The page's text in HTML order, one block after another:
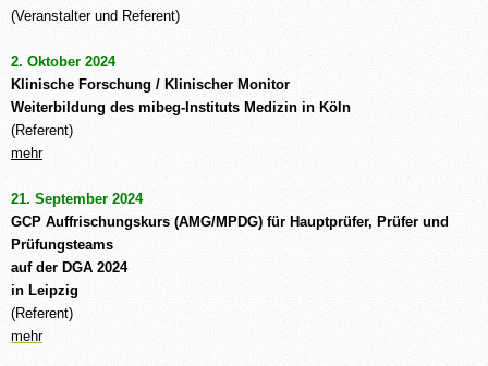
(Veranstalter und Referent)
2. Oktober 2024
Klinische Forschung / Klinischer Monitor
Weiterbildung des mibeg-Instituts Medizin in Köln
(Referent)
mehr
21. September 2024
GCP Auffrischungskurs (AMG/MPDG) für Hauptprüfer, Prüfer und
Prüfungsteams
auf der DGA 2024
in Leipzig
(Referent)
mehr